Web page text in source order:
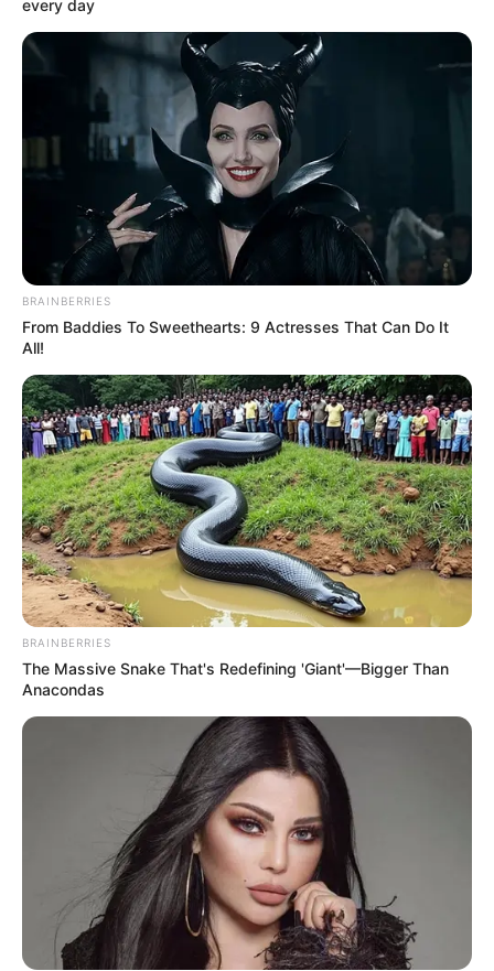
every day
BRAINBERRIES
From Baddies To Sweethearts: 9 Actresses That Can Do It
All!
BRAINBERRIES
The Massive Snake That's Redefining 'Giant'—Bigger Than
Anacondas